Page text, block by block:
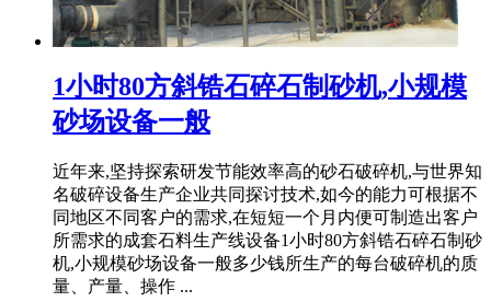
1小时80方斜锆石碎石制砂机,小规模
砂场设备一般
近年来,坚持探索研发节能效率高的砂石破碎机,与世界知
名破碎设备生产企业共同探讨技术,如今的能力可根据不
同地区不同客户的需求,在短短一个月内便可制造出客户
所需求的成套石料生产线设备1小时80方斜锆石碎石制砂
机,小规模砂场设备一般多少钱所生产的每台破碎机的质
量、产量、操作 ...